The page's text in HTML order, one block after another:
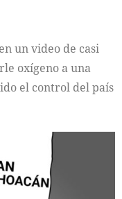
un video de casi
oxígeno a una
el control del país